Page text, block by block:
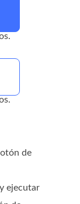
de
ejecutar